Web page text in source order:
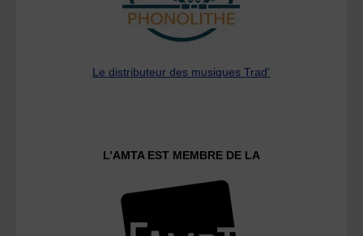
Le distributeur des musiques Trad'
L’AMTA EST MEMBRE DE LA